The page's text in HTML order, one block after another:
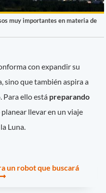
muy importantes en materia de
con expandir su
sino que también aspira a
Para ello está preparando
planear llevar en un viaje
Luna.
un robot que buscará